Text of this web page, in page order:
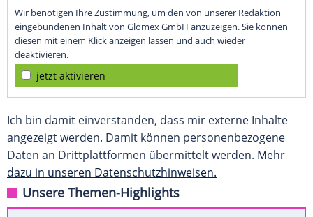
Wir benötigen Ihre Zustimmung, um den von unserer Redaktion
eingebundenen Inhalt von Glomex GmbH anzuzeigen. Sie können
diesen mit einem Klick anzeigen lassen und auch wieder
deaktivieren.
jetzt aktivieren
Ich bin damit einverstanden, dass mir externe Inhalte
angezeigt werden. Damit können personenbezogene
Daten an Drittplattformen übermittelt werden. Mehr
dazu in unseren Datenschutzhinweisen.
Unsere Themen-Highlights